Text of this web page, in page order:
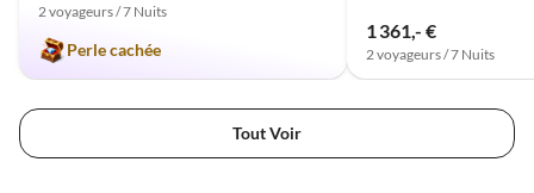
2 voyageurs / 7 Nuits
Perle cachée
1 361,- €
2 voyageurs / 7 Nuits
Tout Voir